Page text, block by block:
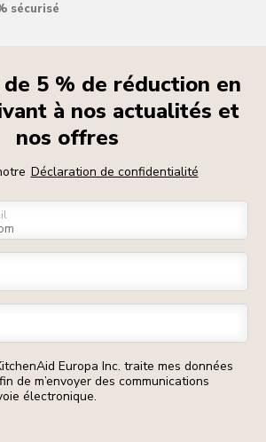
sécurisé
5 % de réduction en
à nos actualités et
nos offres
Déclaration de confidentialité
Europa Inc. traite mes données
de m’envoyer des communications
électronique.